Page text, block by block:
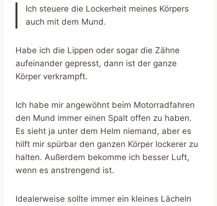
Ich steuere die Lockerheit meines Körpers
auch mit dem Mund.
Habe ich die Lippen oder sogar die Zähne
aufeinander gepresst, dann ist der ganze
Körper verkrampft.
Ich habe mir angewöhnt beim Motorradfahren
den Mund immer einen Spalt offen zu haben.
Es sieht ja unter dem Helm niemand, aber es
hilft mir spürbar den ganzen Körper lockerer zu
halten. Außerdem bekomme ich besser Luft,
wenn es anstrengend ist.
Idealerweise sollte immer ein kleines Lächeln